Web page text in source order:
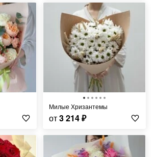
Милые Хризантемы
от3 214₽